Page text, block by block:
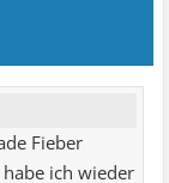
Fieber
ich wieder